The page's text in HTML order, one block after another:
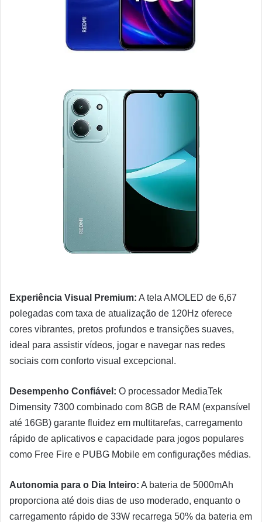
Experiência Visual Premium: A tela AMOLED de 6,67
polegadas com taxa de atualização de 120Hz oferece
cores vibrantes, pretos profundos e transições suaves,
ideal para assistir vídeos, jogar e navegar nas redes
sociais com conforto visual excepcional.
Desempenho Confiável: O processador MediaTek
Dimensity 7300 combinado com 8GB de RAM (expansível
até 16GB) garante fluidez em multitarefas, carregamento
rápido de aplicativos e capacidade para jogos populares
como Free Fire e PUBG Mobile em configurações médias.
Autonomia para o Dia Inteiro: A bateria de 5000mAh
proporciona até dois dias de uso moderado, enquanto o
carregamento rápido de 33W recarrega 50% da bateria em